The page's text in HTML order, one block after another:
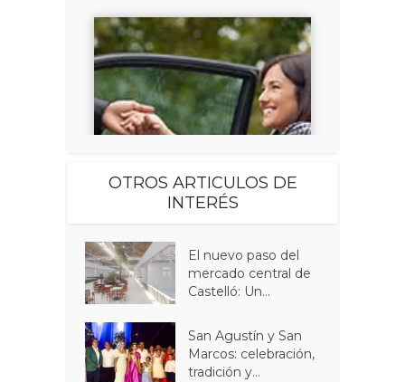
OTROS ARTICULOS DE
INTERÉS
El nuevo paso del
mercado central de
Castelló: Un...
San Agustín y San
Marcos: celebración,
tradición y...